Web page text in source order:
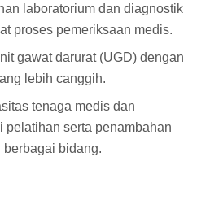
laboratorium dan diagnostik
proses pemeriksaan medis.
gawat darurat (UGD) dengan
lebih canggih.
tenaga medis dan
pelatihan serta penambahan
bidang.